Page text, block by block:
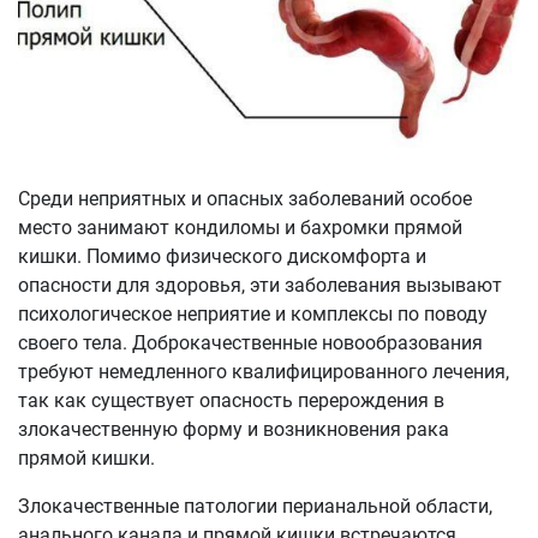
Среди неприятных и опасных заболеваний особое
место занимают кондиломы и бахромки прямой
кишки. Помимо физического дискомфорта и
опасности для здоровья, эти заболевания вызывают
психологическое неприятие и комплексы по поводу
своего тела. Доброкачественные новообразования
требуют немедленного квалифицированного лечения,
так как существует опасность перерождения в
злокачественную форму и возникновения рака
прямой кишки.
Злокачественные патологии перианальной области,